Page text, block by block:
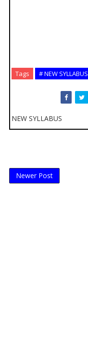
Tags # NEW SYLLABUS
NEW SYLLABUS
Newer Post